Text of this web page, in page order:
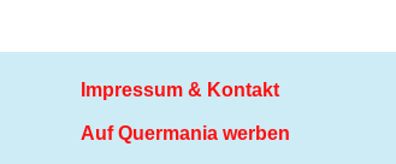
Impressum & Kontakt
Auf Quermania werben